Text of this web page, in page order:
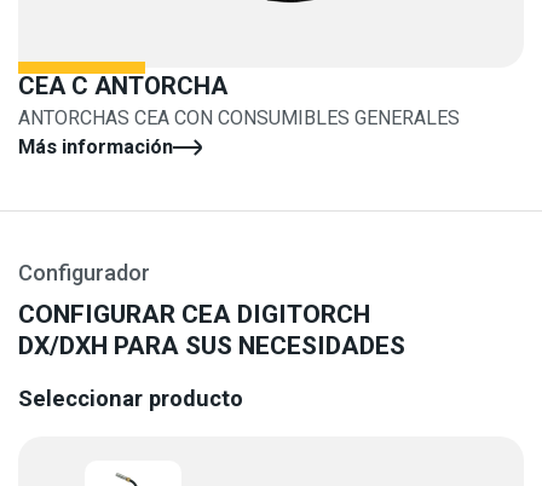
CEA C ANTORCHA
ANTORCHAS CEA CON CONSUMIBLES GENERALES
Más información
Configurador
CONFIGURAR CEA DIGITORCH
DX/DXH PARA SUS NECESIDADES
Seleccionar producto